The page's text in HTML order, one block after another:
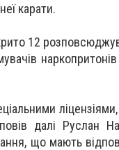
карати.
12
далі Руслан
що мають